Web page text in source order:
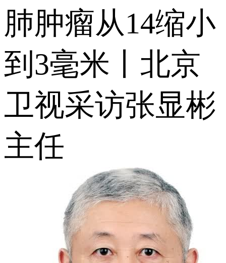
肺肿瘤从14缩小
到3毫米丨北京
卫视采访张显彬
主任